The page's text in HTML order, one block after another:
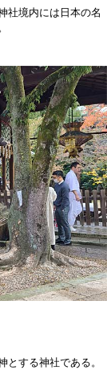
社境内には日本の名
とする神社である。